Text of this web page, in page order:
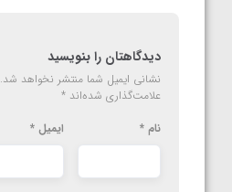
دیدگاهتان را بنویسید
نشانی ایمیل شما منتشر نخواهد شد.
علامت‌گذاری شده‌اند *
نام * ایمیل *